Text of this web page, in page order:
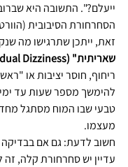
ייעלם?". התשובה היא
הסחרחורת הסיבובית
זאת, ייתכן שתרגישו מה
שאריתית" (Residual Dizziness)
ריחוף, חוסר יציבות או
להימשך מספר שעות עד
טבעי שבו המוח מסתגל
מעצמו.
חשוב לדעת: גם אם
עדיין יש סחרחורת קלה,